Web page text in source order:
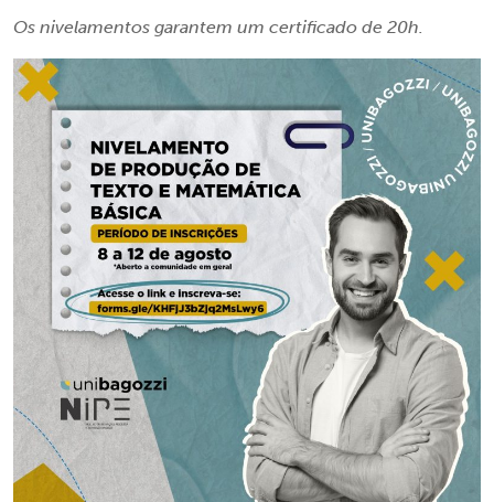
Os nivelamentos garantem um certificado de 20h.